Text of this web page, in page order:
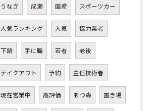
うなぎ 成瀬 国産 スポーツカー
人気ランキング 人気 協力業者
下請 手に職 若者 老後
テイクアウト 予約 主任技術者
現在営業中 高評価 あつ森 置き場